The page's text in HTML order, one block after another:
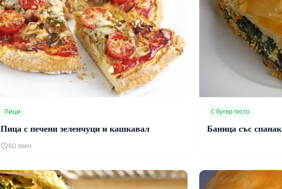
Пици
Пица с печени зеленчуци и кашкавал
60 мин
С бутер тесто
Баница със спанак